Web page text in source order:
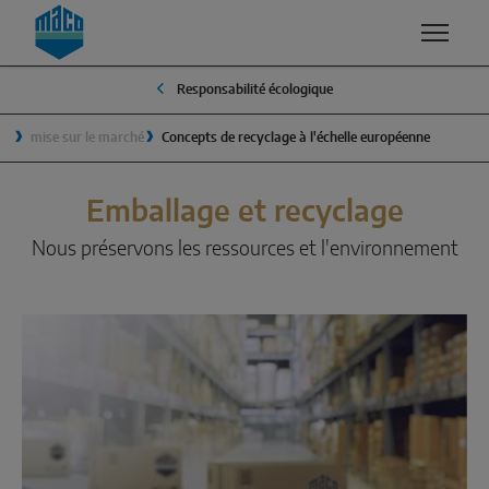
Zum Inhalt
Zum Inhaltsverzeichnis
Zur Hautpnavigation
COMPÉTENCES
QUALITÉ ET DURABILITÉ
SÉCURITÉ
SURFACES
SMART HOME / LA MAISON INTELLIGENTE
PRODUITS ET SERVICES
Oscillo-battant
SOLUTIONS COULISSANTES
Levant-coulissant
Coulissant-basculant
ENTREPRISE
MANAGEMENT
TRADITION
CONTACT
Responsabilité écologique
mise sur le marché Concepts de recyclage à l'échelle européenne
Emballage et recyclage
Nous préservons les ressources et l'environnement